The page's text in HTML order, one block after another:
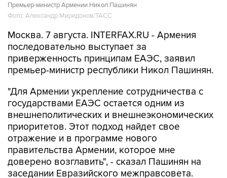
Премьер-министр Армении Никол Пашинян
Фото: Александр Миридонов/ТАСС
Москва. 7 августа. INTERFAX.RU - Армения
последовательно выступает за
приверженность принципам ЕАЭС, заявил
премьер-министр республики Никол Пашинян.
"Для Армении укрепление сотрудничества с
государствами ЕАЭС остается одним из
внешнеполитических и внешнеэкономических
приоритетов. Этот подход найдет свое
отражение и в программе нового
правительства Армении, которое мне
доверено возглавить", - сказал Пашинян на
заседании Евразийского межправсовета.